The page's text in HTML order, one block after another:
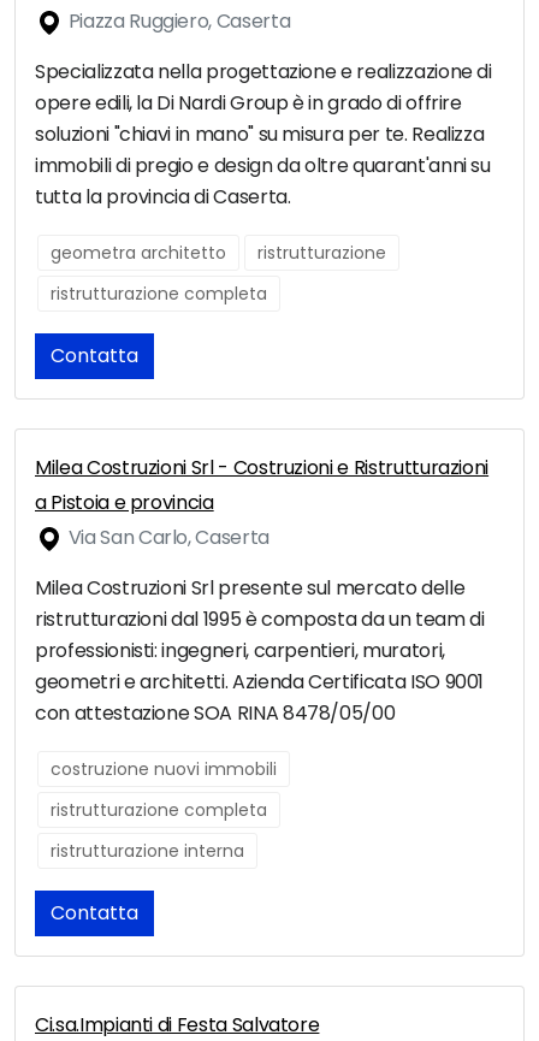
Piazza Ruggiero, Caserta
Specializzata nella progettazione e realizzazione di
opere edili, la Di Nardi Group è in grado di offrire
soluzioni "chiavi in mano" su misura per te. Realizza
immobili di pregio e design da oltre quarant'anni su
tutta la provincia di Caserta.
geometra architetto
ristrutturazione
ristrutturazione completa
Contatta
Milea Costruzioni Srl - Costruzioni e Ristrutturazioni
a Pistoia e provincia
Via San Carlo, Caserta
Milea Costruzioni Srl presente sul mercato delle
ristrutturazioni dal 1995 è composta da un team di
professionisti: ingegneri, carpentieri, muratori,
geometri e architetti. Azienda Certificata ISO 9001
con attestazione SOA RINA 8478/05/00
costruzione nuovi immobili
ristrutturazione completa
ristrutturazione interna
Contatta
Ci.sa.Impianti di Festa Salvatore